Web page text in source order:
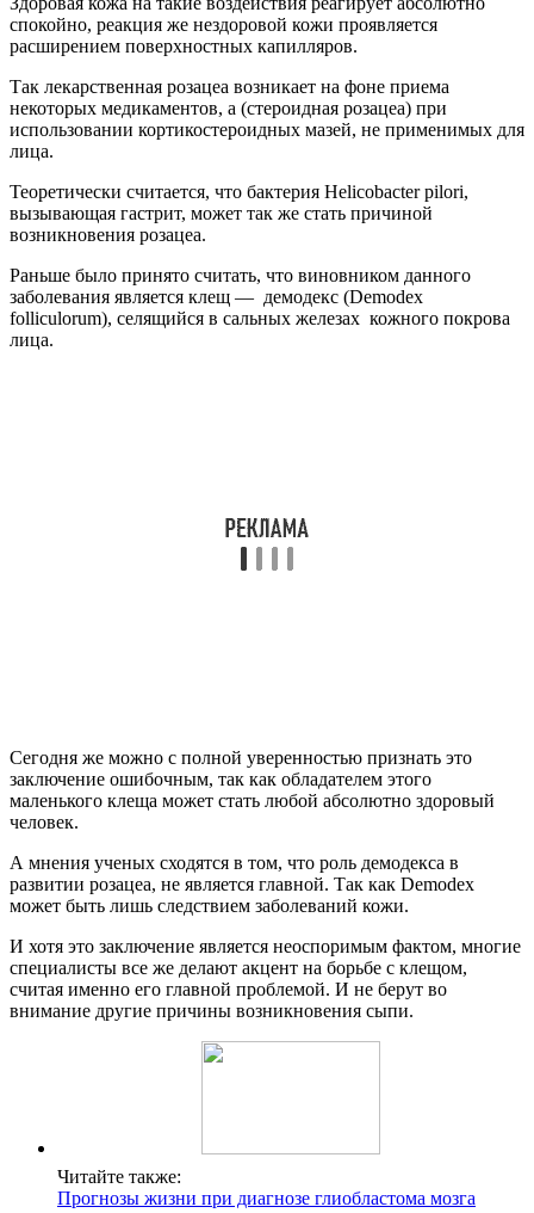
спокойно, реакция же нездоровой кожи проявляется
расширением поверхностных капилляров.
Так лекарственная розацеа возникает на фоне приема
некоторых медикаментов, а (стероидная розацеа) при
использовании кортикостероидных мазей, не применимых для
лица.
Теоретически считается, что бактерия Helicobacter pilori,
вызывающая гастрит, может так же стать причиной
возникновения розацеа.
Раньше было принято считать, что виновником данного
заболевания является клещ — демодекс (Demodex
folliculorum), селящийся в сальных железах кожного покрова
лица.
Сегодня же можно с полной уверенностью признать это
заключение ошибочным, так как обладателем этого
маленького клеща может стать любой абсолютно здоровый
человек.
А мнения ученых сходятся в том, что роль демодекса в
развитии розацеа, не является главной. Так как Demodex
может быть лишь следствием заболеваний кожи.
И хотя это заключение является неоспоримым фактом, многие
специалисты все же делают акцент на борьбе с клещом,
считая именно его главной проблемой. И не берут во
внимание другие причины возникновения сыпи.
Читайте также:
Прогнозы жизни при диагнозе глиобластома мозга